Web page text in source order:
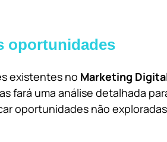
oportunidades
existentes no Marketing
fará uma análise detalhada
oportunidades não